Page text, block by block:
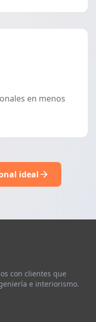
en menos
ideal
con clientes que
e interiorismo.